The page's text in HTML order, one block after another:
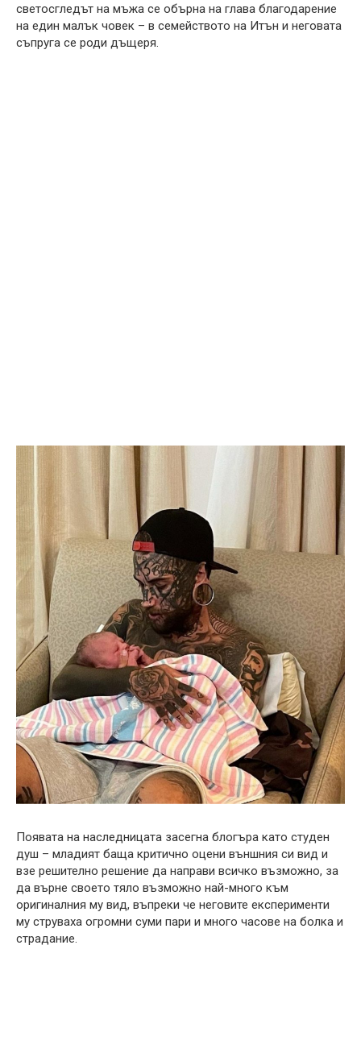
светосгледът на мъжа се обърна на глава благодарение
на един малък човек – в семейството на Итън и неговата
съпруга се роди дъщеря.
Появата на наследницата засегна блогъра като студен
душ – младият баща критично оцени външния си вид и
взе решително решение да направи всичко възможно, за
да върне своето тяло възможно най-много към
оригиналния му вид, въпреки че неговите експерименти
му струваха огромни суми пари и много часове на болка и
страдание.